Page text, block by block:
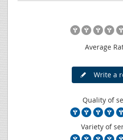
Average
Write a
Quality of
Variety of